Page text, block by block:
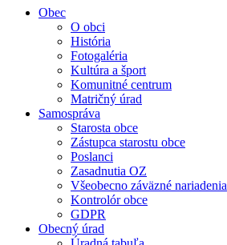
Obec
O obci
História
Fotogaléria
Kultúra a šport
Komunitné centrum
Matričný úrad
Samospráva
Starosta obce
Zástupca starostu obce
Poslanci
Zasadnutia OZ
Všeobecno záväzné nariadenia
Kontrolór obce
GDPR
Obecný úrad